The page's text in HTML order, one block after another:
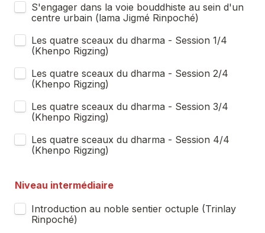
S'engager dans la voie bouddhiste au sein d'un
centre urbain (lama Jigmé Rinpoché)
Les quatre sceaux du dharma - Session 1/4
(Khenpo Rigzing)
Les quatre sceaux du dharma - Session 2/4
(Khenpo Rigzing)
Les quatre sceaux du dharma - Session 3/4
(Khenpo Rigzing)
Les quatre sceaux du dharma - Session 4/4
(Khenpo Rigzing)
Niveau intermédiaire
Introduction au noble sentier octuple (Trinlay
Rinpoché)